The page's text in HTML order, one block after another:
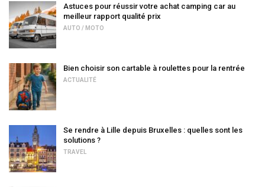
Astuces pour réussir votre achat camping car au
meilleur rapport qualité prix
AUTO / MOTO
Bien choisir son cartable à roulettes pour la rentrée
ACTUALITÉ
Se rendre à Lille depuis Bruxelles : quelles sont les
solutions ?
TRAVEL